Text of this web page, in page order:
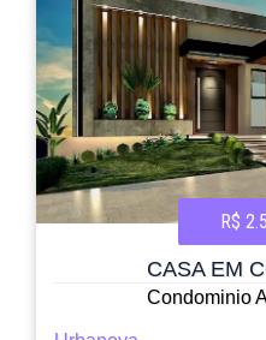
R$
CASA EM
Condominio